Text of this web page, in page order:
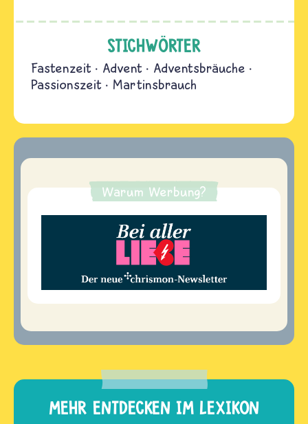
STICHWÖRTER
Fastenzeit Advent
Adventsbräuche
Passionszeit
Martinsbrauch
Warum Werbung?